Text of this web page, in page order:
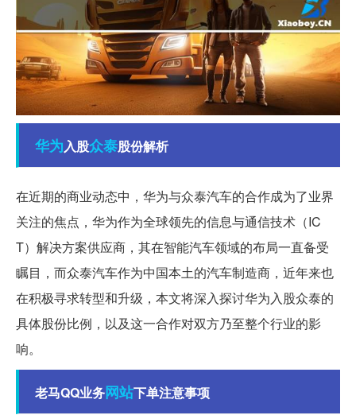
华为入股众泰股份解析
在近期的商业动态中，华为与众泰汽车的合作成为了业界
关注的焦点，华为作为全球领先的信息与通信技术（IC
T）解决方案供应商，其在智能汽车领域的布局一直备受
瞩目，而众泰汽车作为中国本土的汽车制造商，近年来也
在积极寻求转型和升级，本文将深入探讨华为入股众泰的
具体股份比例，以及这一合作对双方乃至整个行业的影
响。
老马QQ业务网站下单注意事项